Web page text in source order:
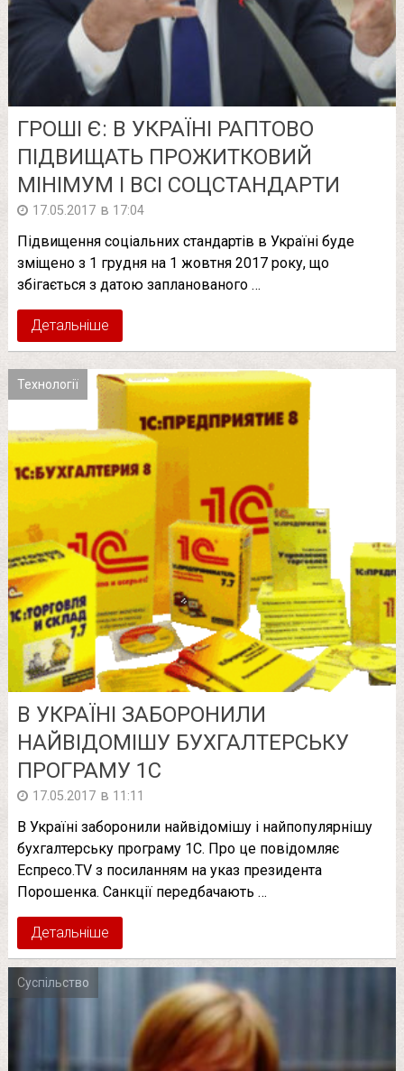
ГРОШІ Є: В УКРАЇНІ РАПТОВО
ПІДВИЩАТЬ ПРОЖИТКОВИЙ
МІНІМУМ І ВСІ СОЦСТАНДАРТИ
17.05.2017 в 17:04
Підвищення соціальних стандартів в Україні буде
зміщено з 1 грудня на 1 жовтня 2017 року, що
збігається з датою запланованого …
Детальніше
Технології
В УКРАЇНІ ЗАБОРОНИЛИ
НАЙВІДОМІШУ БУХГАЛТЕРСЬКУ
ПРОГРАМУ 1С
17.05.2017 в 11:11
В Україні заборонили найвідомішу і найпопулярнішу
бухгалтерську програму 1С. Про це повідомляє
Еспресо.TV з посиланням на указ президента
Порошенка. Санкції передбачають …
Детальніше
Суспільство